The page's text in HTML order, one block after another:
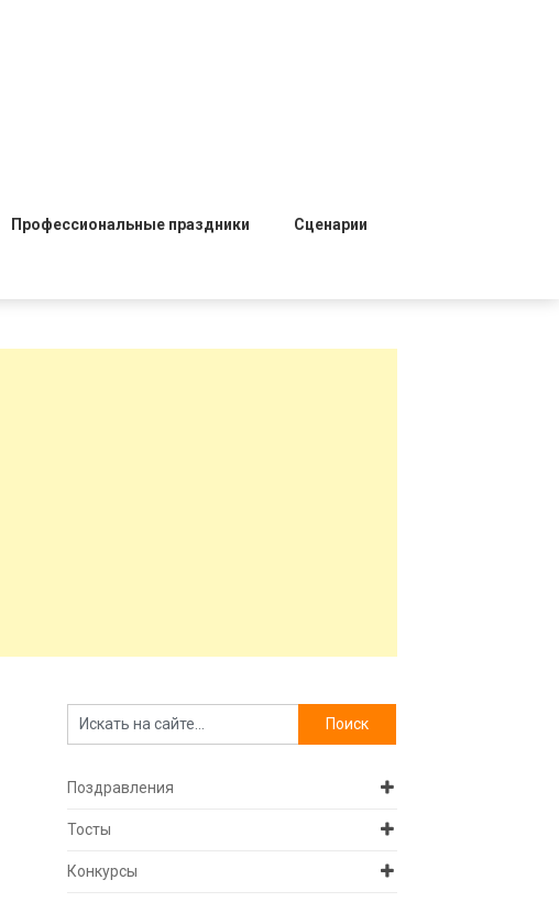
Профессиональные праздники Сценарии
Поздравления
Тосты
Конкурсы